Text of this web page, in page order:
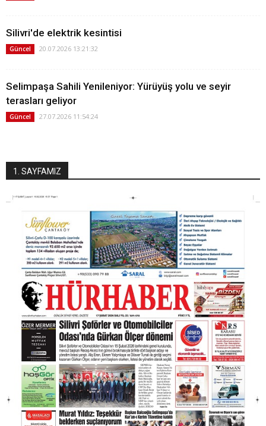
Silivri'de elektrik kesintisi
Güncel 20.07.2026 13:21:32
Selimpaşa Sahili Yenileniyor: Yürüyüş yolu ve seyir
terasları geliyor
Güncel 27.07.2026 11:54:24
1. SAYFAMIZ